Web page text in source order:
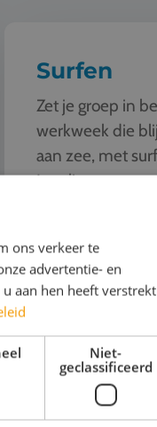
Surfen
Zet je groep in
werkweek die
aan zee, met
Leerlingen
hun board en
ons verkeer te
advertentie- en
aan hen heeft verstrekt
Niet-
geclassificeerd